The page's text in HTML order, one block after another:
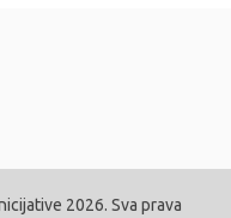
2026. Sva prava